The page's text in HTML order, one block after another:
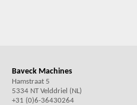
Baveck Machines
Hamstraat 5
5334 NT Velddriel (NL)
+31 (0)6-36430264